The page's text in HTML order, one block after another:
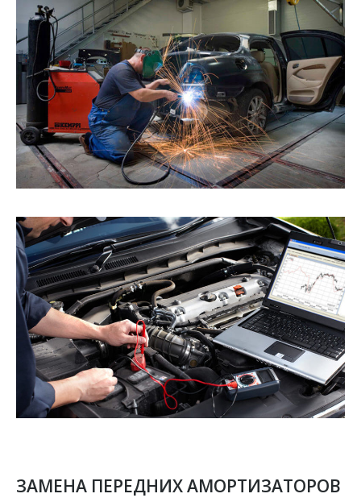
ЗАМЕНА ПЕРЕДНИХ АМОРТИЗАТОРОВ